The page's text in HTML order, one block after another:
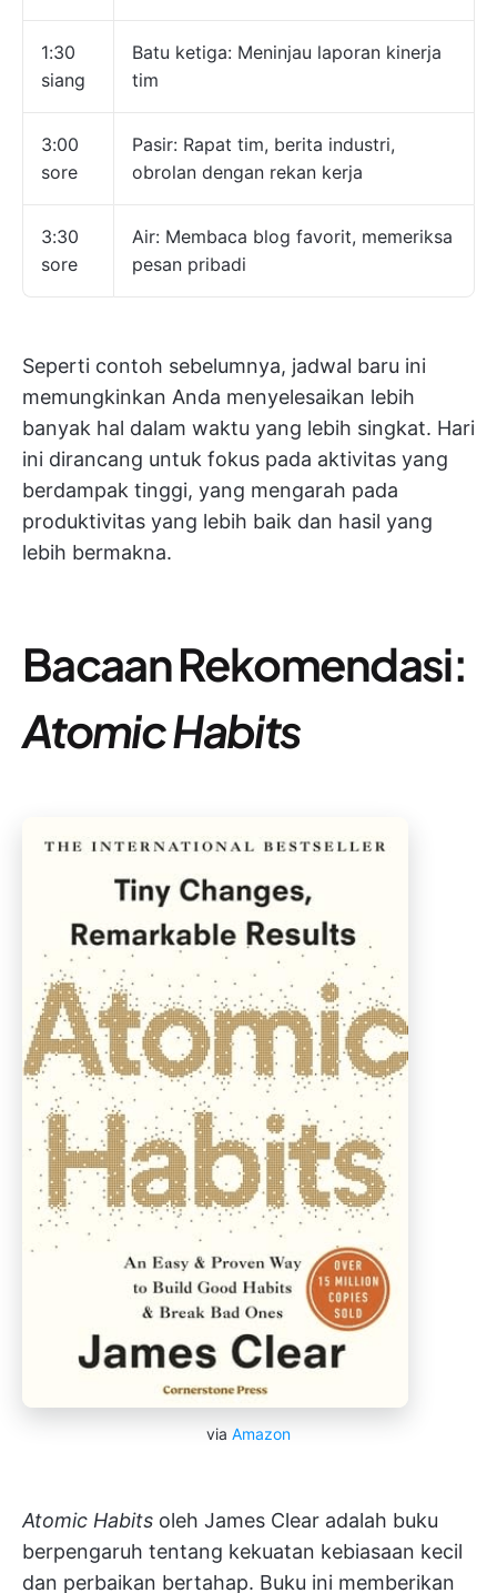
1:30
siang
Batu ketiga: Meninjau laporan kinerja
tim
3:00
sore
Pasir: Rapat tim, berita industri,
obrolan dengan rekan kerja
3:30
sore
Air: Membaca blog favorit, memeriksa
pesan pribadi
Seperti contoh sebelumnya, jadwal baru ini
memungkinkan Anda menyelesaikan lebih
banyak hal dalam waktu yang lebih singkat. Hari
ini dirancang untuk fokus pada aktivitas yang
berdampak tinggi, yang mengarah pada
produktivitas yang lebih baik dan hasil yang
lebih bermakna.
Bacaan Rekomendasi:
Atomic Habits
via Amazon
Atomic Habits oleh James Clear adalah buku
berpengaruh tentang kekuatan kebiasaan kecil
dan perbaikan bertahap. Buku ini memberikan